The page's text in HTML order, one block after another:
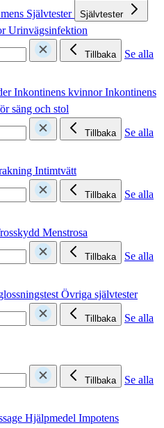
Självtester Självtester
Urinvägsinfektion
Tillbaka
Se alla
Inkontinens kvinnorInkontinens
säng och stol
Tillbaka
Se alla
Intimtvätt
Tillbaka
Se alla
Menstrosa
Tillbaka
Se alla
Övriga självtester
Tillbaka
Se alla
Tillbaka
Se alla
Hjälpmedel Impotens